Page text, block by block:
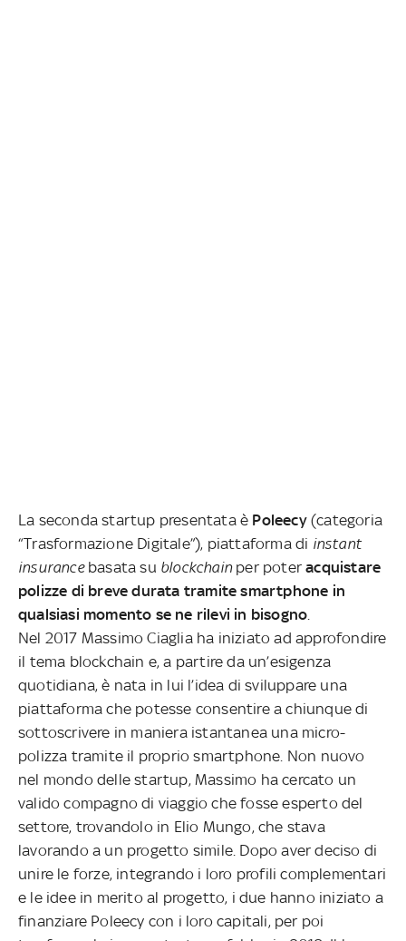
La seconda startup presentata è Poleecy(categoria
“Trasformazione Digitale”), piattaforma di instant
insurancebasata su blockchainper poter acquistare
polizze di breve durata tramite smartphone in
qualsiasi momento se ne rilevi in bisogno.
Nel 2017 Massimo Ciaglia ha iniziato ad approfondire
il tema blockchain e, a partire da un’esigenza
quotidiana, è nata in lui l’idea di sviluppare una
piattaforma che potesse consentire a chiunque di
sottoscrivere in maniera istantanea una micro-
polizza tramite il proprio smartphone. Non nuovo
nel mondo delle startup, Massimo ha cercato un
valido compagno di viaggio che fosse esperto del
settore, trovandolo in Elio Mungo, che stava
lavorando a un progetto simile. Dopo aver deciso di
unire le forze, integrando i loro profili complementari
e le idee in merito al progetto, i due hanno iniziato a
finanziare Poleecy con i loro capitali, per poi